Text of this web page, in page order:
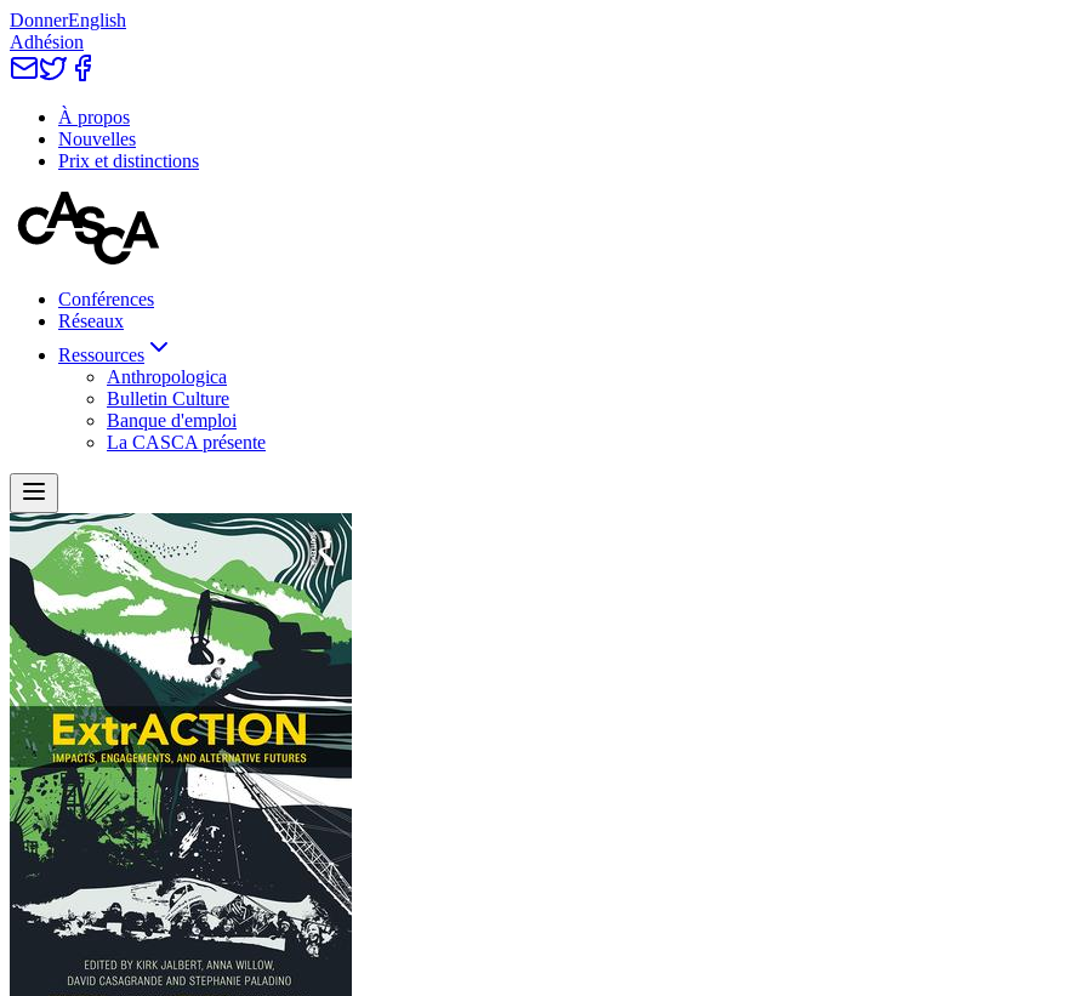
DonnerEnglish
Adhésion
À propos
Nouvelles
Prix et distinctions
Conférences
Réseaux
Ressources
Anthropologica
Bulletin Culture
Banque d'emploi
La CASCA présente